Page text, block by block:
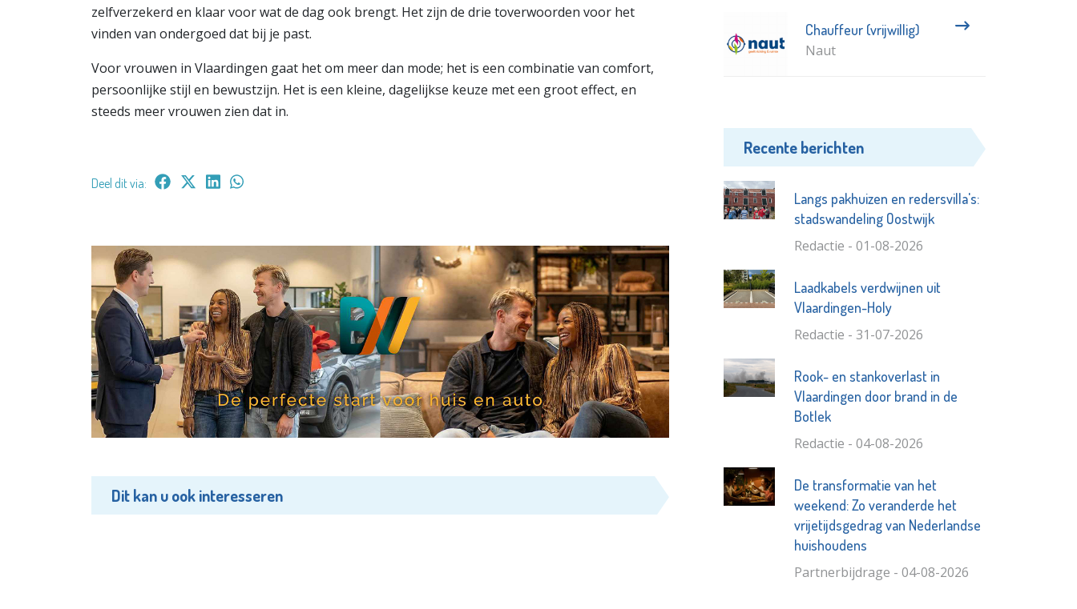
zelfverzekerd en klaar voor wat de dag ook brengt. Het zijn de drie toverwoorden voor het
vinden van ondergoed dat bij je past.
Voor vrouwen in Vlaardingen gaat het om meer dan mode; het is een combinatie van comfort,
persoonlijke stijl en bewustzijn. Het is een kleine, dagelijkse keuze met een groot effect, en
steeds meer vrouwen zien dat in.
Deel dit via:
Dit kan u ook interesseren
Chauffeur (vrijwillig)
Naut
Recente berichten
Langs pakhuizen en redersvilla's:
stadswandeling Oostwijk
Redactie - 01-08-2026
Laadkabels verdwijnen uit
Vlaardingen-Holy
Redactie - 31-07-2026
Rook- en stankoverlast in
Vlaardingen door brand in de
Botlek
Redactie - 04-08-2026
De transformatie van het
weekend: Zo veranderde het
vrijetijdsgedrag van Nederlandse
huishoudens
Partnerbijdrage - 04-08-2026